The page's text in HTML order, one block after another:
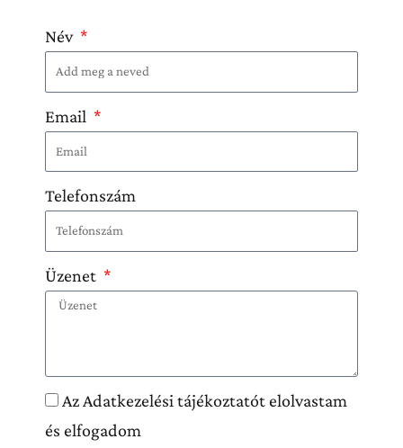
Név
Email
Telefonszám
Üzenet
Az Adatkezelési tájékoztatót elolvastam
és elfogadom